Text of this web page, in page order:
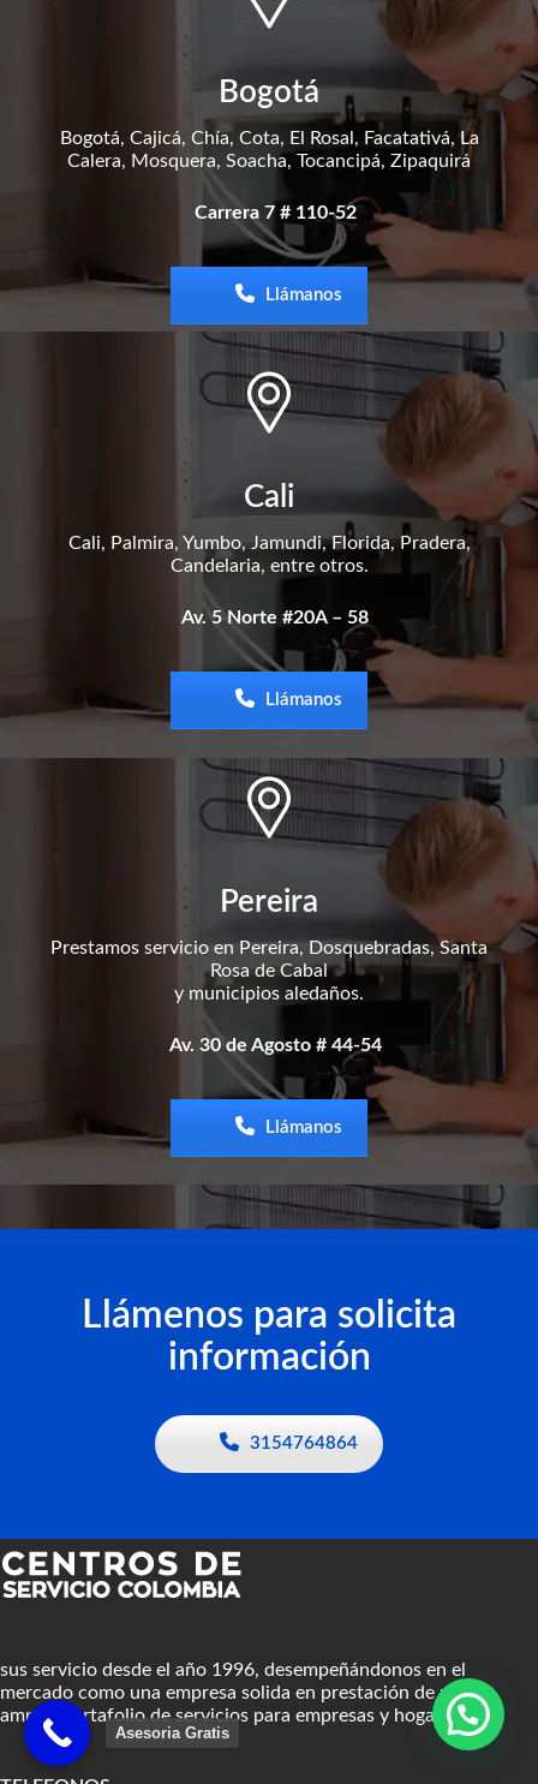
Bogotá
Bogotá, Cajicá, Chía, Cota, El Rosal, Facatativá, La
Calera, Mosquera, Soacha, Tocancipá, Zipaquirá
Carrera 7 # 110-52
Llámanos
Cali
Cali, Palmira, Yumbo, Jamundi, Florida, Pradera,
Candelaria, entre otros.
Av. 5 Norte #20A – 58
Llámanos
Pereira
Prestamos servicio en Pereira, Dosquebradas, Santa
Rosa de Cabal
y municipios aledaños.
Av. 30 de Agosto # 44-54
Llámanos
Llámenos para solicita
información
3154764864
sus servicio desde el año 1996, desempeñándonos en el
mercado como una empresa solida en prestación de un
amplio portafolio de servicios para empresas y hogares.
Asesoria Gratis